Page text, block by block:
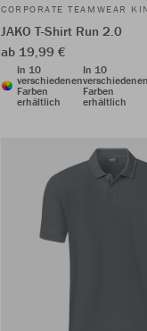
CORPORATE TEAMWEAR
JAKO T-Shirt Run 2.0
ab 19,99 €
In 10
verschiedenen
Farben
erhältlich
In 10
Farben
erhältlich